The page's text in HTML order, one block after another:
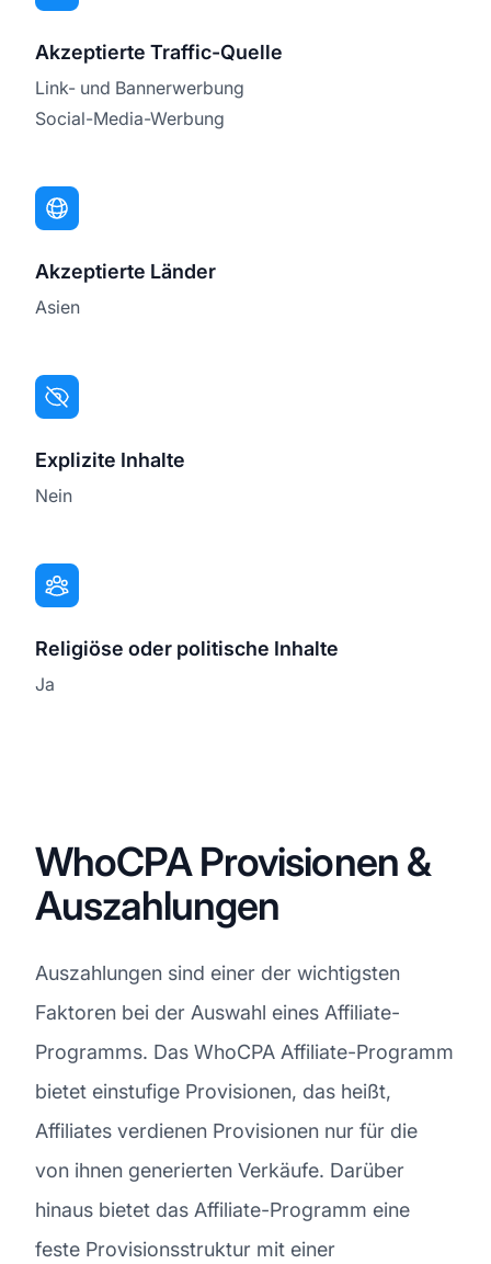
Akzeptierte Traffic-Quelle
Link- und Bannerwerbung
Social-Media-Werbung
Akzeptierte Länder
Asien
Explizite Inhalte
Nein
Religiöse oder politische Inhalte
Ja
WhoCPA Provisionen &
Auszahlungen
Auszahlungen sind einer der wichtigsten
Faktoren bei der Auswahl eines Affiliate-
Programms. Das WhoCPA Affiliate-Programm
bietet einstufige Provisionen, das heißt,
Affiliates verdienen Provisionen nur für die
von ihnen generierten Verkäufe. Darüber
hinaus bietet das Affiliate-Programm eine
feste Provisionsstruktur mit einer